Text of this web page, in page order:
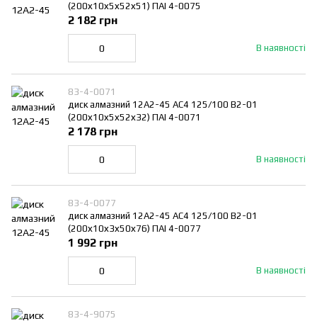
(200х10х5х52х51) ПАІ 4-0075
В наявності
2 182 грн
83-4-0071
диск алмазний 12A2-45 АС4 125/100 В2-01
(200х10х5х52х32) ПАІ 4-0071
В наявності
2 178 грн
83-4-0077
диск алмазний 12A2-45 АС4 125/100 В2-01
(200х10х3х50х76) ПАІ 4-0077
В наявності
1 992 грн
83-4-9075